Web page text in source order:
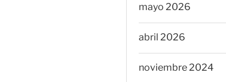
mayo 2026
abril 2026
noviembre 2024